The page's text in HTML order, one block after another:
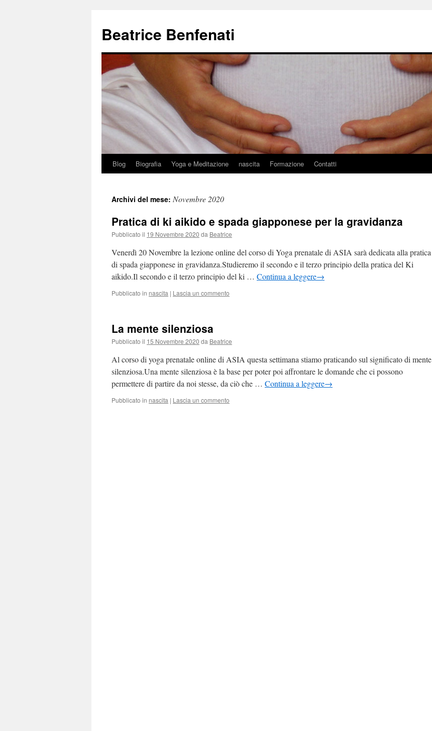
Beatrice Benfenati
Vai
contenuto
Blog Biografia Yoga e Meditazione nascita Formazione Contatti
Archivi del mese: Novembre 2020
Pratica di ki aikido e spada giapponese per la gravidanza
Pubblicato il 19 Novembre 2020 da Beatrice
Venerdì 20 Novembre la lezione online del corso di Yoga prenatale di ASIA sarà dedicata alla pratica
di spada giapponese in gravidanza.Studieremo il secondo e il terzo principio della pratica del Ki
aikido.Il secondo e il terzo principio del ki … Continua a leggere→
Pubblicato in nascita | Lascia un commento
La mente silenziosa
Pubblicato il 15 Novembre 2020 da Beatrice
Al corso di yoga prenatale online di ASIA questa settimana stiamo praticando sul significato di mente
silenziosa.Una mente silenziosa è la base per poter poi affrontare le domande che ci possono
permettere di partire da noi stesse, da ciò che … Continua a leggere→
Pubblicato in nascita | Lascia un commento